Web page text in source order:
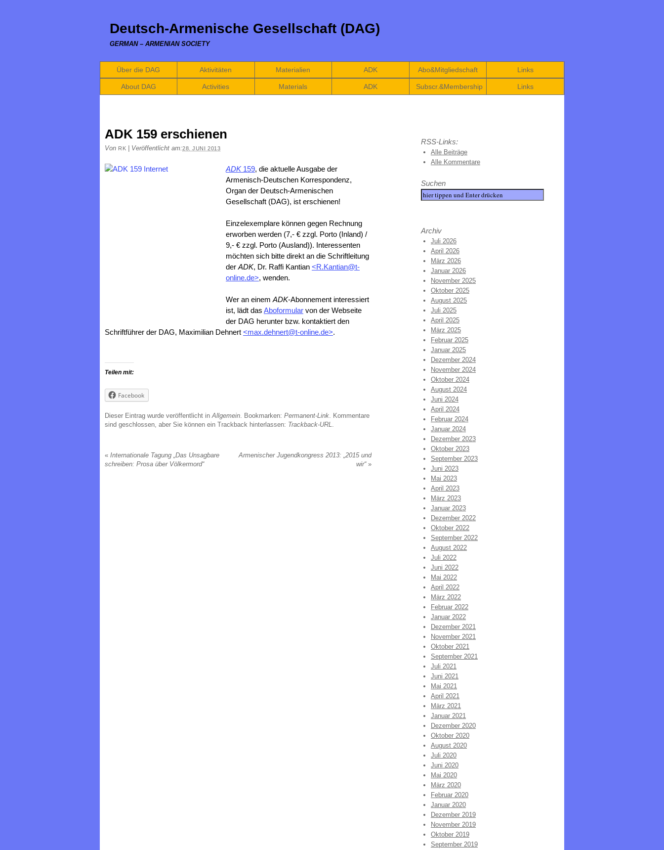
Deutsch-Armenische Gesellschaft (DAG)
GERMAN – ARMENIAN SOCIETY
Über die DAG Aktivitäten Materialien ADK Abo&Mitgliedschaft Links
About DAG Activities Materials ADK Subscr.&Membership Links
ADK 159 erschienen
Von RK Veröffentlicht am:28. JUNI 2013
ADK 159, die aktuelle Ausgabe der
Armenisch-Deutschen Korrespondenz,
Organ der Deutsch-Armenischen
Gesellschaft (DAG), ist erschienen!
Einzelexemplare können gegen Rechnung
erworben werden (7,- € zzgl. Porto (Inland) /
9,- € zzgl. Porto (Ausland)). Interessenten
möchten sich bitte direkt an die Schriftleitung
der ADK, Dr. Raffi Kantian <R.Kantian@t-
online.de>, wenden.
Wer an einem ADK-Abonnement interessiert
ist, lädt das Aboformular von der Webseite
der DAG herunter bzw. kontaktiert den
Schriftführer der DAG, Maximilian Dehnert <max.dehnert@t-online.de>.
Teilen mit:
Facebook
Dieser Eintrag wurde veröffentlicht inAllgemein. Bookmarken: Permanent-Link. Kommentare
sind geschlossen, aber Sie können ein Trackback hinterlassen: Trackback-URL.
« Internationale Tagung „Das Unsagbare
schreiben: Prosa über Völkermord“
Armenischer Jugendkongress 2013: „2015 und
wir“ »
RSS-Links:
Alle Beiträge
Alle Kommentare
Suchen
Archiv
Juli 2026
April 2026
März 2026
Januar 2026
November 2025
Oktober 2025
August 2025
Juli 2025
April 2025
März 2025
Februar 2025
Januar 2025
Dezember 2024
November 2024
Oktober 2024
August 2024
Juni 2024
April 2024
Februar 2024
Januar 2024
Dezember 2023
Oktober 2023
September 2023
Juni 2023
Mai 2023
April 2023
März 2023
Januar 2023
Dezember 2022
Oktober 2022
September 2022
August 2022
Juli 2022
Juni 2022
Mai 2022
April 2022
März 2022
Februar 2022
Januar 2022
Dezember 2021
November 2021
Oktober 2021
September 2021
Juli 2021
Juni 2021
Mai 2021
April 2021
März 2021
Januar 2021
Dezember 2020
Oktober 2020
August 2020
Juli 2020
Juni 2020
Mai 2020
März 2020
Februar 2020
Januar 2020
Dezember 2019
November 2019
Oktober 2019
September 2019